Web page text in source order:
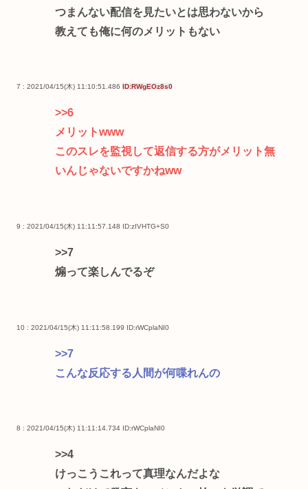
つまんない配信を見たいとは思わないから
教えても俺に何のメリットもない
7 : 2021/04/15(木) 11:10:51.486 ID:RWgEOz8s0
>>6
メリットwww
このスレを監視して返信する方がメリット無
いんじゃないですかねww
9 : 2021/04/15(木) 11:11:57.148 ID:zIVHTG+S0
>>7
煽って楽しんでるぞ
10 : 2021/04/15(木) 11:11:58.199 ID:rWCplaNI0
>>7
こんな反応する人間が何喋れんの
8 : 2021/04/15(木) 11:11:14.734 ID:rWCplaNI0
>>4
けっこうこれって真理なんだよな